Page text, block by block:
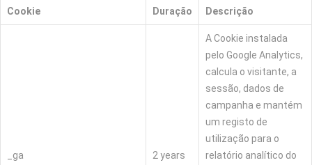
Cookie
Duração Descrição
_ga 2 years
A Cookie instalada
pelo Google Analytics,
calcula o visitante, a
sessão, dados de
campanha e mantém
um registo de
utilização para o
relatório analítico do